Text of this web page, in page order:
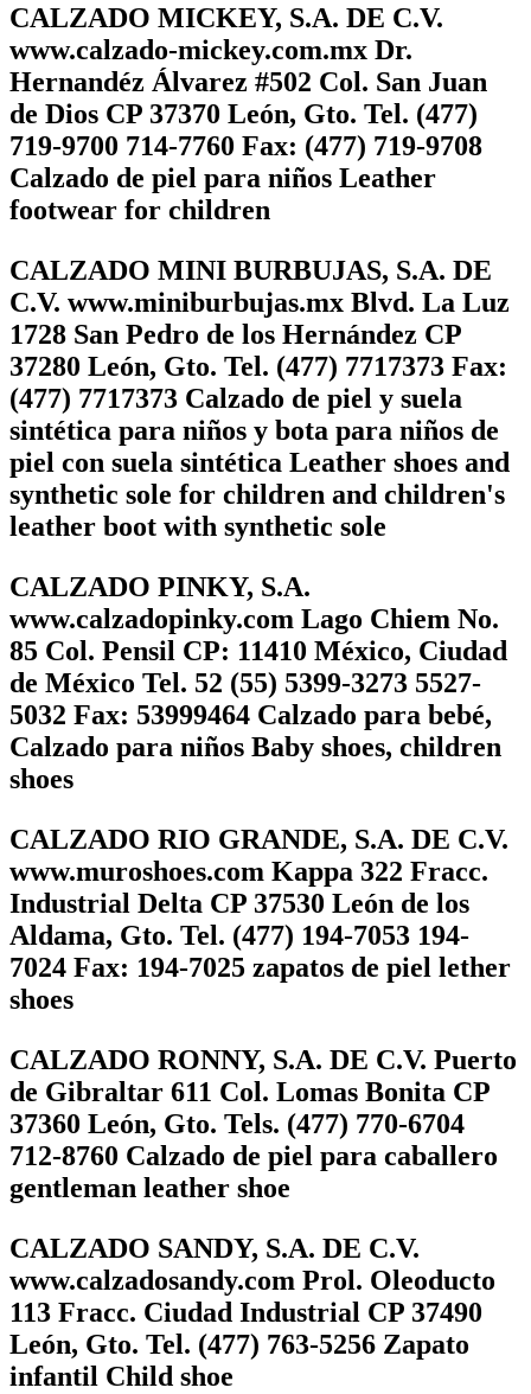
CALZADO MICKEY, S.A. DE C.V.
www.calzado-mickey.com.mx Dr.
Hernandéz Álvarez #502 Col. San Juan
de Dios CP 37370 León, Gto. Tel. (477)
719-9700 714-7760 Fax: (477) 719-9708
Calzado de piel para niños Leather
footwear for children
CALZADO MINI BURBUJAS, S.A. DE
C.V. www.miniburbujas.mx Blvd. La Luz
1728 San Pedro de los Hernández CP
37280 León, Gto. Tel. (477) 7717373 Fax:
(477) 7717373 Calzado de piel y suela
sintética para niños y bota para niños de
piel con suela sintética Leather shoes and
synthetic sole for children and children's
leather boot with synthetic sole
CALZADO PINKY, S.A.
www.calzadopinky.com Lago Chiem No.
85 Col. Pensil CP: 11410 México, Ciudad
de México Tel. 52 (55) 5399-3273 5527-
5032 Fax: 53999464 Calzado para bebé,
Calzado para niños Baby shoes, children
shoes
CALZADO RIO GRANDE, S.A. DE C.V.
www.muroshoes.com Kappa 322 Fracc.
Industrial Delta CP 37530 León de los
Aldama, Gto. Tel. (477) 194-7053 194-
7024 Fax: 194-7025 zapatos de piel lether
shoes
CALZADO RONNY, S.A. DE C.V. Puerto
de Gibraltar 611 Col. Lomas Bonita CP
37360 León, Gto. Tels. (477) 770-6704
712-8760 Calzado de piel para caballero
gentleman leather shoe
CALZADO SANDY, S.A. DE C.V.
www.calzadosandy.com Prol. Oleoducto
113 Fracc. Ciudad Industrial CP 37490
León, Gto. Tel. (477) 763-5256 Zapato
infantil Child shoe